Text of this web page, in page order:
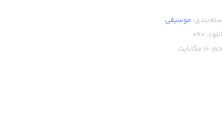
موسیقی
80+
10 مگابایت